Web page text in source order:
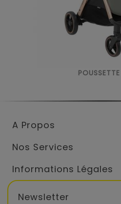
A Propos
Nos Services
Informations Légales
Newsletter